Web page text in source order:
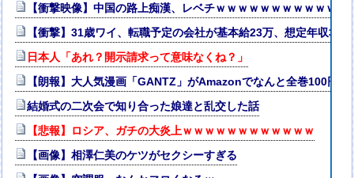
【衝撃映像】中国の路上痴漢、レベチｗｗｗｗｗｗｗｗｗｗｗ
【衝撃】31歳ワイ、転職予定の会社が基本給23万、想定年収
日本人「あれ？開示請求って意味なくね？」
【朗報】大人気漫画「GANTZ」がAmazonでなんと全巻100円ｗ
結婚式の二次会で知り合った娘達と乱交した話
【悲報】ロシア、ガチの大炎上ｗｗｗｗｗｗｗｗｗｗｗｗ
【画像】相澤仁美のケツがセクシーすぎる